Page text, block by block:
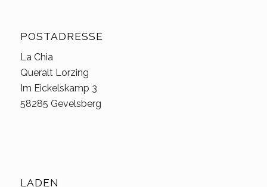
POSTADRESSE
La Chia
Queralt Lorzing
Im Eickelskamp 3
58285 Gevelsberg
LADEN